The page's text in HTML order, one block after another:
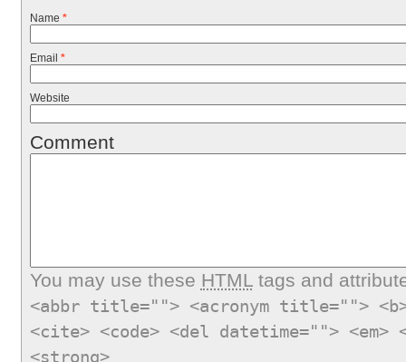
Name *
Email *
Website
Comment
You may use these HTMLtags and
<abbr title=""> <acronym title="">
<cite> <code> <del datetime="">
<strong>